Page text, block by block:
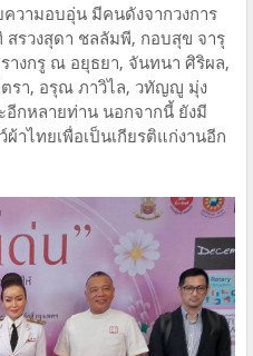
วามอบอุ่น มีคนดังจากวงการ
สรวงสุดา ชลลัมพี, กอบสุข จารุ
างกรู ณ อยุธยา, จันทนา ศิริผล,
รา, อรุณ ภาวิไล, วทัญญู มุ่ง
กหลายท่าน นอกจากนี้ ยังมี
าไทยเพื่อเป็นเกียรติแก่งานอีก